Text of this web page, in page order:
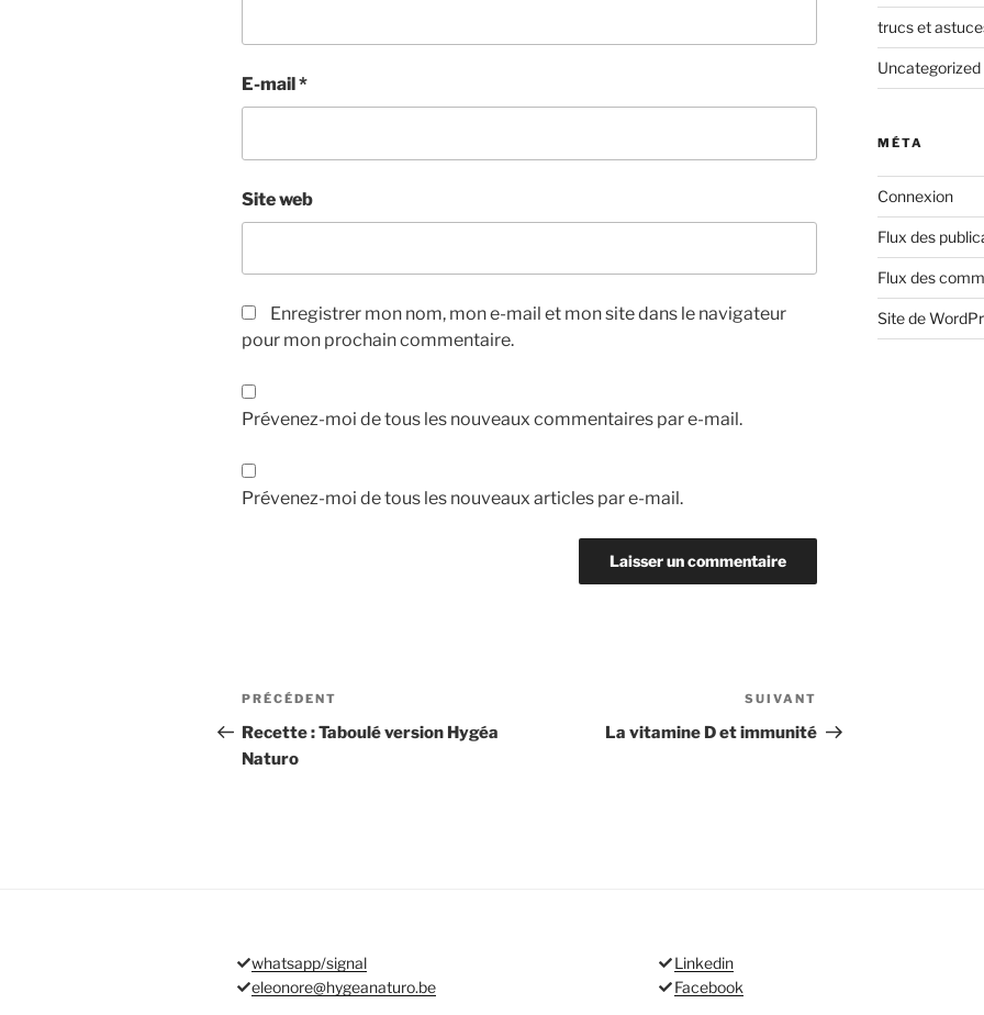
E-mail *
Site web
Enregistrer mon nom, mon e-mail et mon site dans le navigateur
pour mon prochain commentaire.
Prévenez-moi de tous les nouveaux commentaires par e-mail.
Prévenez-moi de tous les nouveaux articles par e-mail.
Navigation
de
l’article
Article
précédent
PRÉCÉDENT
Recette : Taboulé version Hygéa
Naturo
suivant
SUIVANT
La vitamine D et immunité
trucs et
Uncategorized
MÉTA
Connexion
Flux des
Flux des
Site de
whatsapp/signal
eleonore@hygeanaturo.be
Linkedin
Facebook